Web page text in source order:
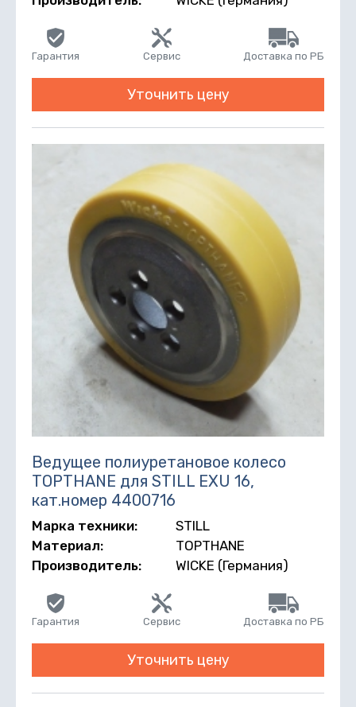
Гарантия Сервис Доставка по РБ
Уточнить цену
Ведущее полиуретановое колесо
TOPTHANE для STILL EXU 16,
кат.номер 4400716
Марка техники:
STILL
Материал:
TOPTHANE
Производитель:
WICKE (Германия)
Гарантия Сервис Доставка по РБ
Уточнить цену